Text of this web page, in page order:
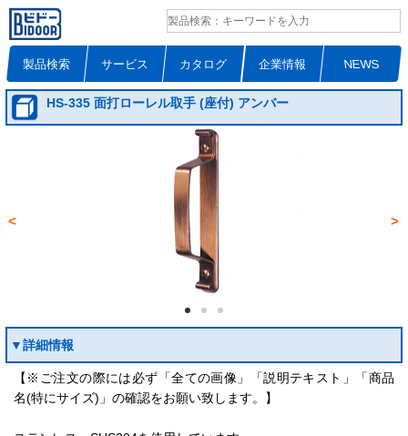
製品検索 サービス カタログ 企業情報 NEWS
HS-335 面打ローレル取手 (座付) アンバー
< >
▼詳細情報
【※ご注文の際には必ず「全ての画像」「説明テキスト」「商品
名(特にサイズ)」の確認をお願い致します。】